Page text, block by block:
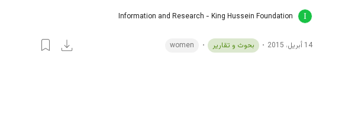
Information and Research - King Hussein Foundation
14 أبريل، 2015 بحوث و تقارير women